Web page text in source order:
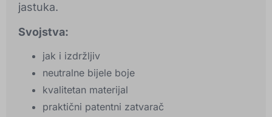
jastuka.
Svojstva:
jak i izdržljiv
neutralne bijele boje
kvalitetan materijal
praktični patentni zatvarač